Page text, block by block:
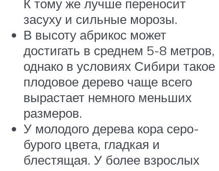
К тому же лучше переносит
засуху и сильные морозы.
В высоту абрикос может
достигать в среднем 5-8 метров,
однако в условиях Сибири такое
плодовое дерево чаще всего
вырастает немного меньших
размеров.
У молодого дерева кора серо-
бурого цвета, гладкая и
блестящая. У более взрослых